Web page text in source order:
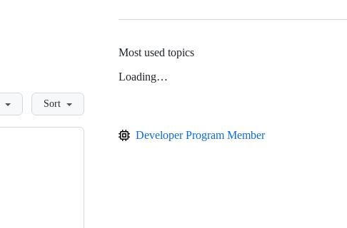
Sort
Most used topics
Loading…
Developer Program Member